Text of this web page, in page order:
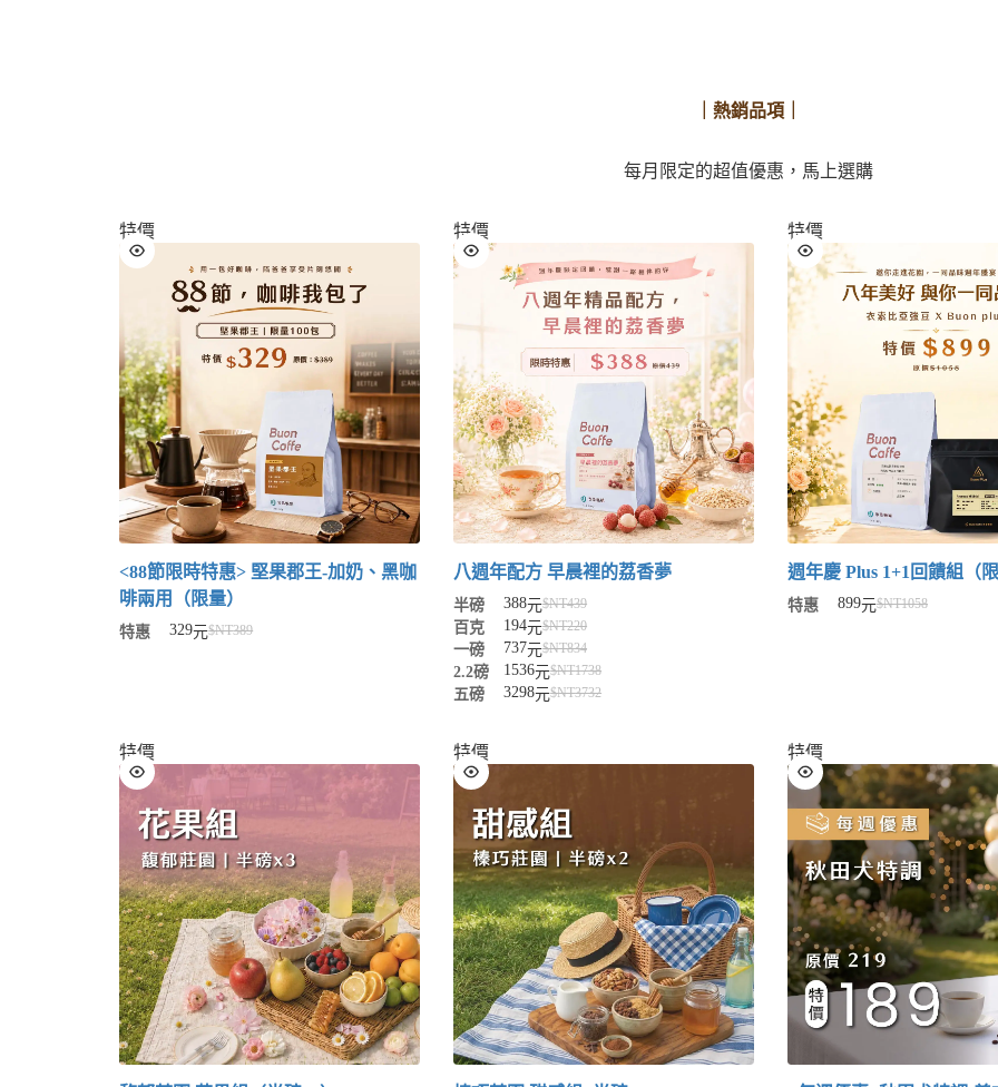
｜熱銷品項｜
每月限定的超值優惠，馬上選購
特價
<88節限時特惠> 堅果郡王-加奶、黑咖
啡兩用（限量）
特惠 329元$NT389
特價
八週年配方 早晨裡的荔香夢
半磅 388元$NT439
百克 194元$NT220
一磅 737元$NT834
2.2磅 1536元$NT1738
五磅 3298元$NT3732
特價
週年慶 Plus 1+1回饋組（
特惠 899元$NT1058
特價 特價 特價